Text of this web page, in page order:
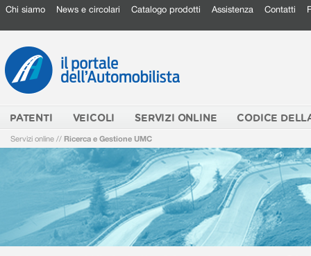
Chi siamo News e circolari Catalogo prodotti Assistenza Contatti
PATENTI VEICOLI SERVIZI ONLINE CODICE
Servizi online // Ricerca e Gestione UMC